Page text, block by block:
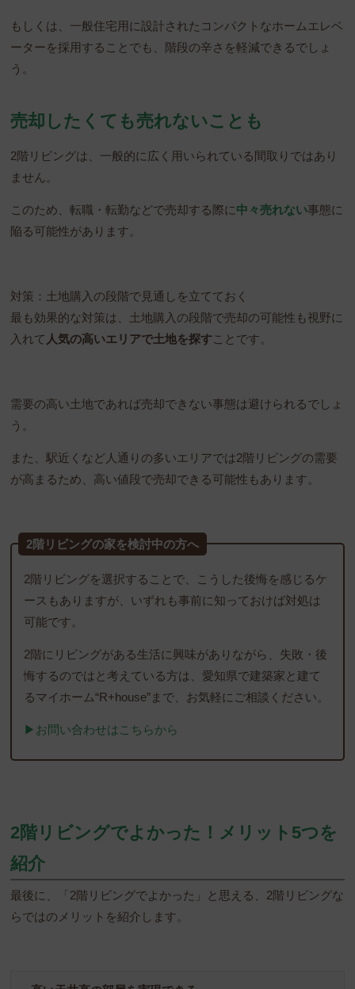
もしくは、一般住宅用に設計されたコンパクトなホームエレベ
ーターを採用することでも、階段の辛さを軽減できるでしょ
う。
売却したくても売れないことも
2階リビングは、一般的に広く用いられている間取りではあり
ません。
このため、転職・転勤などで売却する際に中々売れない事態に
陥る可能性があります。
対策：土地購入の段階で見通しを立てておく
最も効果的な対策は、土地購入の段階で売却の可能性も視野に
入れて 人気の高いエリアで土地を探す ことです。
需要の高い土地であれば売却できない事態は避けられるでしょ
う。
また、駅近くなど人通りの多いエリアでは2階リビングの需要
が高まるため、高い値段で売却できる可能性もあります。
2階リビングの家を検討中の方へ
2階リビングを選択することで、こうした後悔を感じるケ
ースもありますが、いずれも事前に知っておけば対処は
可能です。
2階にリビングがある生活に興味がありながら、失敗・後
悔するのではと考えている方は、愛知県で建築家と建て
るマイホーム“R+house”まで、お気軽にご相談ください。
▶︎お問い合わせはこちらから
2階リビングでよかった！メリット5つを
紹介
最後に、「2階リビングでよかった」と思える、2階リビングな
らではのメリットを紹介します。